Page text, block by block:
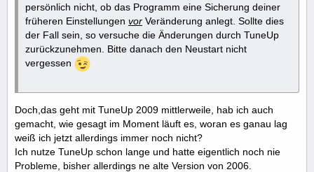
persönlich nicht, ob das Programm eine Sicherung deiner
früheren Einstellungen vor Veränderung anlegt. Sollte dies
der Fall sein, so versuche die Änderungen durch TuneUp
zurückzunehmen. Bitte danach den Neustart nicht
vergessen
Doch,das geht mit TuneUp 2009 mittlerweile, hab ich auch
gemacht, wie gesagt im Moment läuft es, woran es ganau lag
weiß ich jetzt allerdings immer noch nicht?
Ich nutze TuneUp schon lange und hatte eigentlich noch nie
Probleme, bisher allerdings ne alte Version von 2006.